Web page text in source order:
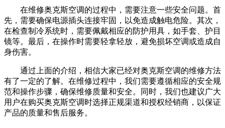
在维修奥克斯空调的过程中，需要注意一些安全问题。首
先，需要确保电源插头连接牢固，以免造成触电危险。其次，
在检查制冷系统时，需要佩戴相应的防护用具，如手套、护目
镜等。最后，在操作时需要轻拿轻放，避免损坏空调或造成自
身伤害。
通过上面的介绍，相信大家已经对奥克斯空调的维修方法
有了一定的了解。在维修过程中，我们需要遵循相应的安全规
范和操作步骤，确保维修质量和安全。同时，我们也建议广大
用户在购买奥克斯空调时选择正规渠道和授权经销商，以保证
产品的质量和售后服务。